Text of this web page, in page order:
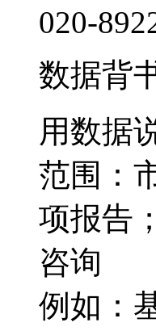
020-
数据背
用数据
范围：
项报告
咨询
例如：